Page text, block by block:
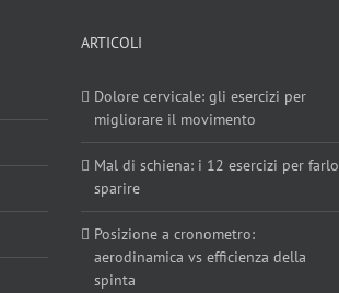
ARTICOLI
Dolore cervicale: gli esercizi per
migliorare il movimento
Mal di schiena: i 12 esercizi per farlo
sparire
Posizione a cronometro:
aerodinamica vs efficienza della
spinta